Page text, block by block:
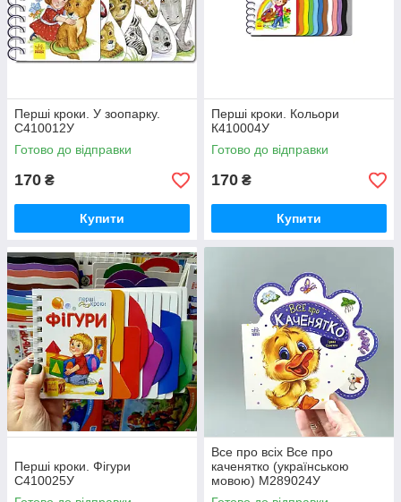
Перші кроки. У зоопарку.
С410012У
Готово до відправки
170 ₴
Купити
Перші кроки. Кольори
К410004У
Готово до відправки
170 ₴
Купити
Перші кроки. Фігури
С410025У
Все про всіх Все про
каченятко (українською
мовою) М289024У